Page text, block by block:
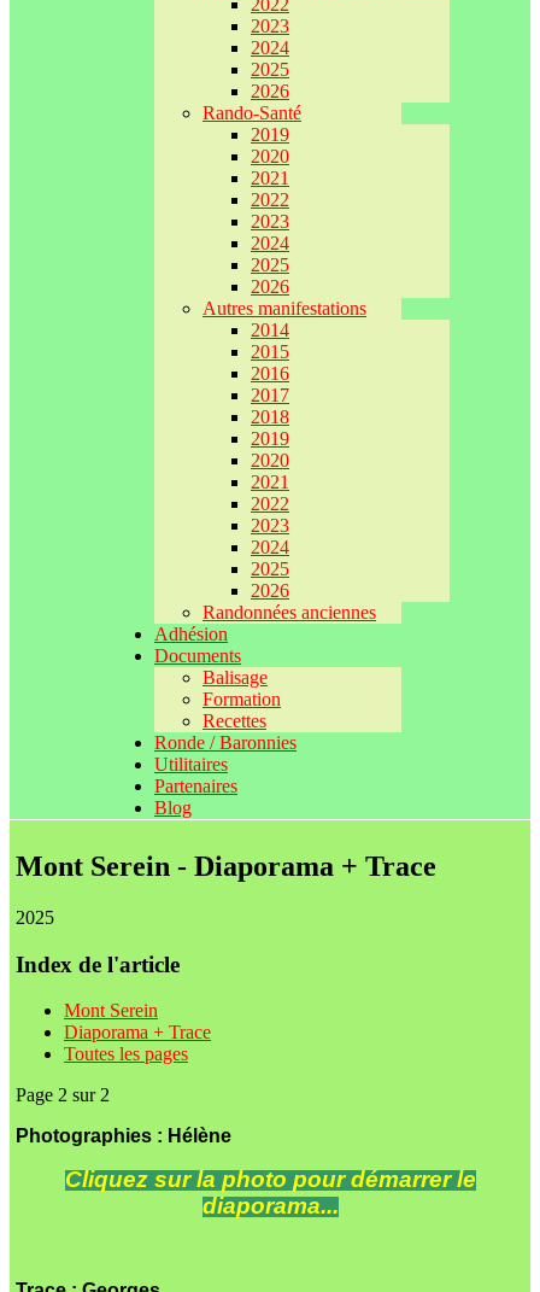
2022
2023
2024
2025
2026
Rando-Santé
2019
2020
2021
2022
2023
2024
2025
2026
Autres manifestations
2014
2015
2016
2017
2018
2019
2020
2021
2022
2023
2024
2025
2026
Randonnées anciennes
Adhésion
Documents
Balisage
Formation
Recettes
Ronde / Baronnies
Utilitaires
Partenaires
Blog
Mont Serein - Diaporama + Trace
2025
Index de l'article
Mont Serein
Diaporama + Trace
Toutes les pages
Page 2 sur 2
Photographies : Hélène
Cliquez sur la photo pour démarrer le
diaporama...